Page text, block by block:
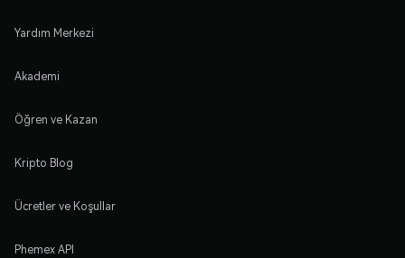
Yardım Merkezi
Akademi
Öğren ve Kazan
Kripto Blog
Ücretler ve Koşullar
Phemex API